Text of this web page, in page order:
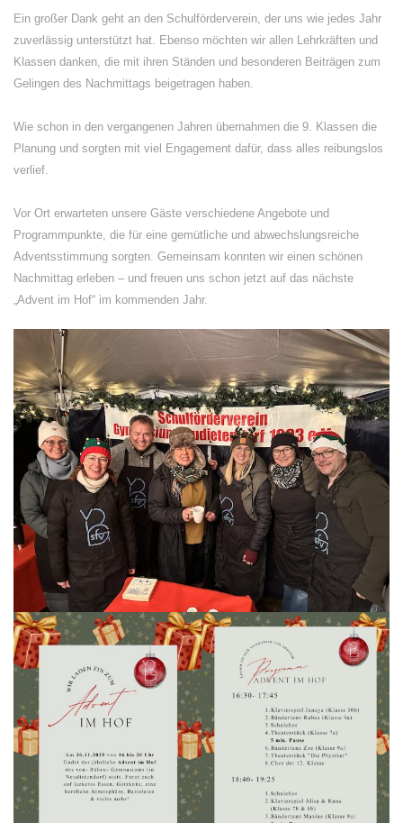
Ein großer Dank geht an den Schulförderverein, der uns wie jedes Jahr
zuverlässig unterstützt hat. Ebenso möchten wir allen Lehrkräften und
Klassen danken, die mit ihren Ständen und besonderen Beiträgen zum
Gelingen des Nachmittags beigetragen haben.
Wie schon in den vergangenen Jahren übernahmen die 9. Klassen die
Planung und sorgten mit viel Engagement dafür, dass alles reibungslos
verlief.
Vor Ort erwarteten unsere Gäste verschiedene Angebote und
Programmpunkte, die für eine gemütliche und abwechslungsreiche
Adventsstimmung sorgten. Gemeinsam konnten wir einen schönen
Nachmittag erleben – und freuen uns schon jetzt auf das nächste
„Advent im Hof“ im kommenden Jahr.